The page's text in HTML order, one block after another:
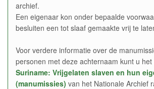
archief.
Een eigenaar kon onder bepaalde
besluiten een tot slaaf gemaakte vrij te
Voor verdere informatie over de
personen met deze achternaam kunt u
Suriname: Vrijgelaten slaven en hun
(manumissies) van het Nationale Archief